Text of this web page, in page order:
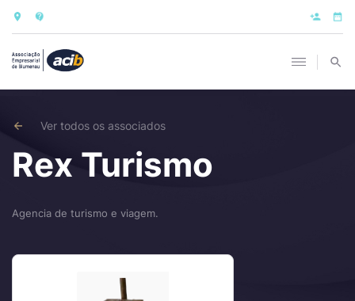
Ver todos os associados
Rex Turismo
Agencia de turismo e viagem.